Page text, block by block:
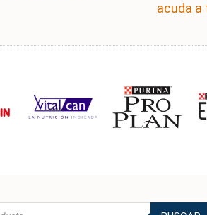
acuda a